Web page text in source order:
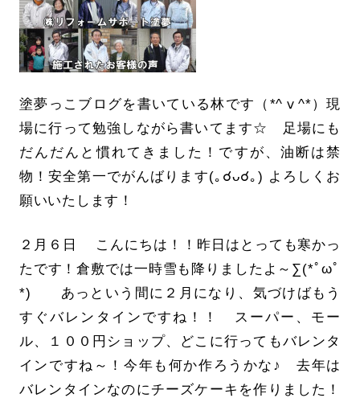
塗夢っこブログを書いている林です（*^ⅴ^*）現
場に行って勉強しながら書いてます☆ 足場にも
だんだんと慣れてきました！ですが、油断は禁
物！安全第一でがんばります(｡☌ᴗ☌｡) よろしくお
願いいたします！
２月６日 こんにちは！！昨日はとっても寒かっ
たです！倉敷では一時雪も降りましたよ～∑(*ﾟωﾟ
*) あっという間に２月になり、気づけばもう
すぐバレンタインですね！！ スーパー、モー
ル、１００円ショップ、どこに行ってもバレンタ
インですね～！今年も何か作ろうかな♪ 去年は
バレンタインなのにチーズケーキを作りました！